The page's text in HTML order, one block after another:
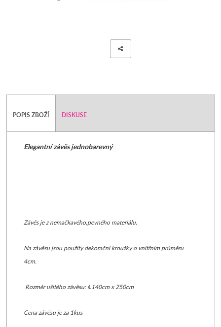
ZÁVĚSY HOTOVÉ- SE
DEKORAČNÍ POVLAKY NA
POLŠTÁŘE SAMETOVÉ
POPIS ZBOŽÍ DISKUSE
Elegantní závěs jednobarevný
Závěs je z nemačkavého,pevného materiálu.
Na závěsu jsou použity dekorační kroužky o vnitřním průměru
4cm.
Rozměr ušitého závěsu: š.140cm x 250cm
Cena závěsu je za 1kus